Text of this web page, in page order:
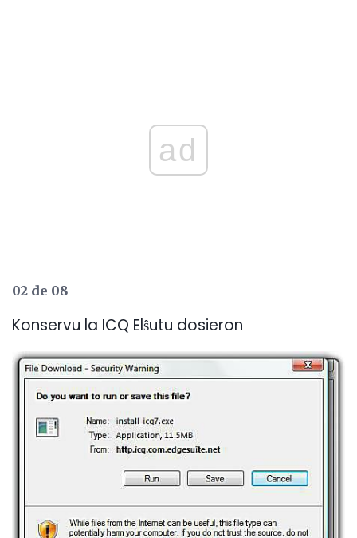
ad
02 de 08
Konservu la ICQ Elŝutu dosieron